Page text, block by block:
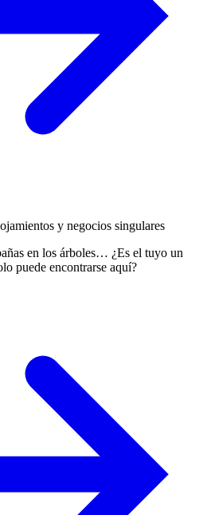
y negocios singulares
en los árboles… ¿Es el tuyo un
puede encontrarse aquí?